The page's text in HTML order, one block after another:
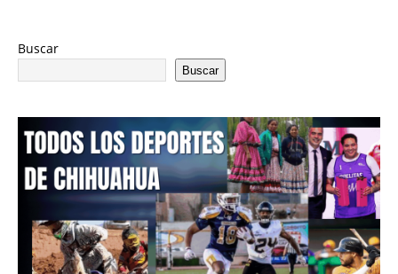
Buscar
Buscar